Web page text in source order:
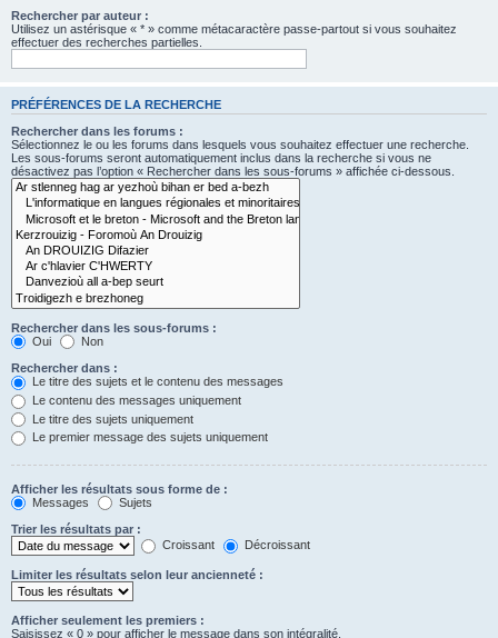
Rechercher par auteur :
Utilisez un astérisque « * » comme métacaractère passe-partout si vous souhaitez
effectuer des recherches partielles.
PRÉFÉRENCES DE LA RECHERCHE
Rechercher dans les forums :
Sélectionnez le ou les forums dans lesquels vous souhaitez effectuer une recherche.
Les sous-forums seront automatiquement inclus dans la recherche si vous ne
désactivez pas l’option « Rechercher dans les sous-forums » affichée ci-dessous.
Rechercher dans les sous-forums :
Oui
Non
Rechercher dans :
Le titre des sujets et le contenu des messages
Le contenu des messages uniquement
Le titre des sujets uniquement
Le premier message des sujets uniquement
Afficher les résultats sous forme de :
Messages
Sujets
Trier les résultats par :
Croissant
Décroissant
Limiter les résultats selon leur ancienneté :
Afficher seulement les premiers :
Saisissez « 0 » pour afficher le message dans son intégralité.